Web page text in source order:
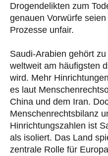
Drogendelikten zum
genauen Vorwürfe
Prozesse unfair.
Saudi-Arabien gehört
weltweit am häufigsten
wird. Mehr
es laut
China und dem Iran.
Menschenrechtsbilanz
Hinrichtungszahlen ist
als isoliert. Das Land
zentrale Rolle für